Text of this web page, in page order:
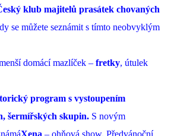
klub majitelů prasátek chovaných
se můžete seznámit s tímto neobvyklým
domácí mazlíček – fretky, útulek
program s vystoupením
šermířských skupin. S novým
Xena – ohňová show. Předvánoční